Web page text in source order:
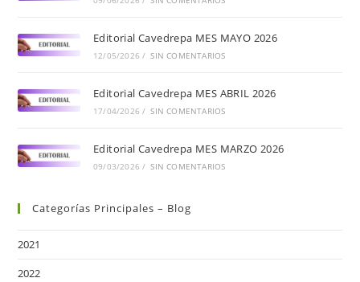
Editorial Cavedrepa MES MAYO 2026
12/05/2026 / SIN COMENTARIOS
Editorial Cavedrepa MES ABRIL 2026
17/04/2026 / SIN COMENTARIOS
Editorial Cavedrepa MES MARZO 2026
09/03/2026 / SIN COMENTARIOS
Categorías Principales – Blog
2021
2022